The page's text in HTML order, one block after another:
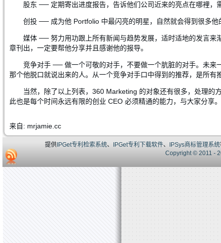
股东 ── 定期寄出进度报告，告诉他们公司近来的亮点在哪裡
创投 ── 成为他 Portfolio 中最闪亮的明星，自然就会得到很多他
媒体 ── 努力用功跟上所有新闻与趋势发展，适时适地的发言
章刊出，一定要帮他分享并且感谢他的报导。
竞争对手 ── 做一个可敬的对手，不要做一个肮脏的对手。未
那个他脱口就说出来的人。从一个竞争对手口中得到的推荐，是所有
当然，除了以上列表，360 Marketing 的对象还有很多，处理的
此也是每个时间永远有限的创业 CEO 必须精通的能力，与大家分享。
来自: mrjamie.cc
提供IPGet专利检索系统、 IPGet专利下载软件、 IPSys商标管理系统
Copyright © 2011 -